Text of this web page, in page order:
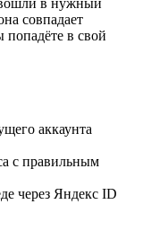
совпадает
в свой
аккаунта
с правильным
через Яндекс ID